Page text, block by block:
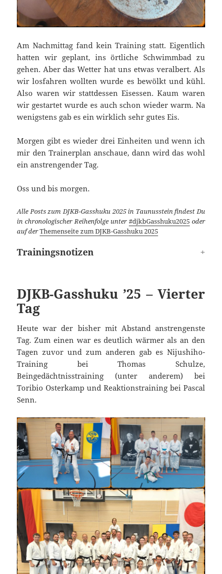
Am Nachmittag fand kein Training statt. Eigentlich
hatten wir geplant, ins örtliche Schwimmbad zu
gehen. Aber das Wetter hat uns etwas veralbert. Als
wir losfahren wollten wurde es bewölkt und kühl.
Also waren wir stattdessen Eisessen. Kaum waren
wir gestartet wurde es auch schon wieder warm. Na
wenigstens gab es ein wirklich sehr gutes Eis.
Morgen gibt es wieder drei Einheiten und wenn ich
mir den Trainerplan anschaue, dann wird das wohl
ein anstrengender Tag.
Oss und bis morgen.
Alle Posts zum DJKB-Gasshuku 2025 in Taunusstein findest Du
in chronologischer Reihenfolge unter #djkbGasshuku2025oder
auf derThemenseite zum DJKB-Gasshuku 2025
Trainingsnotizen
DJKB-Gasshuku ’25 – Vierter
Tag
Heute war der bisher mit Abstand anstrengenste
Tag. Zum einen war es deutlich wärmer als an den
Tagen zuvor und zum anderen gab es Nijushiho-
Training bei Thomas Schulze,
Beingedächtnisstraining (unter anderem) bei
Toribio Osterkamp und Reaktionstraining bei Pascal
Senn.